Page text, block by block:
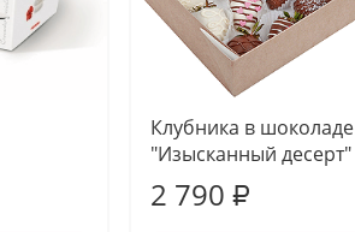
Клубника в шоколаде
"Изысканный десерт"
2 790 ₽